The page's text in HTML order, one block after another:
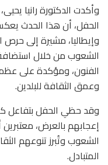
وأكدت الدكتورة رانيا
الحفل، أن هذا الحدث
وإيطاليا، مشيرة إلى حرص
الشعوب من خلال
الفنون، ومؤكدة على
وعمق الثقافة للبلدين.
وقد حظي الحفل بتفاعل
إعجابهم بالعرض،
الشعوب وتُبرز تنوعهم
المتبادل.